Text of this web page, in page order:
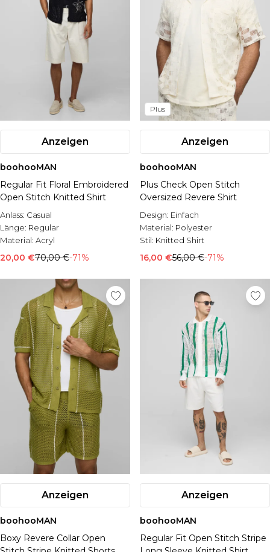
Anzeigen
boohooMAN
Regular Fit Floral Embroidered
Open Stitch Knitted Shirt
Anlass: Casual
Länge: Regular
Material: Acryl
20,00 €70,00 €-71%
Plus
Anzeigen
boohooMAN
Plus Check Open Stitch
Oversized Revere Shirt
Design: Einfach
Material: Polyester
Stil: Knitted Shirt
16,00 €56,00 €-71%
Anzeigen
boohooMAN
Boxy Revere Collar Open
Anzeigen
boohooMAN
Regular Fit Open Stitch Stripe